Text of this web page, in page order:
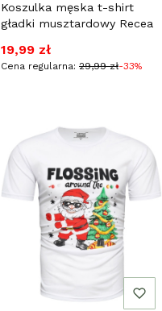
Koszulka męska t-shirt
gładki musztardowy Recea
Cena promocyjna
19,99 zł
Cena regularna: 29,99 zł-33%